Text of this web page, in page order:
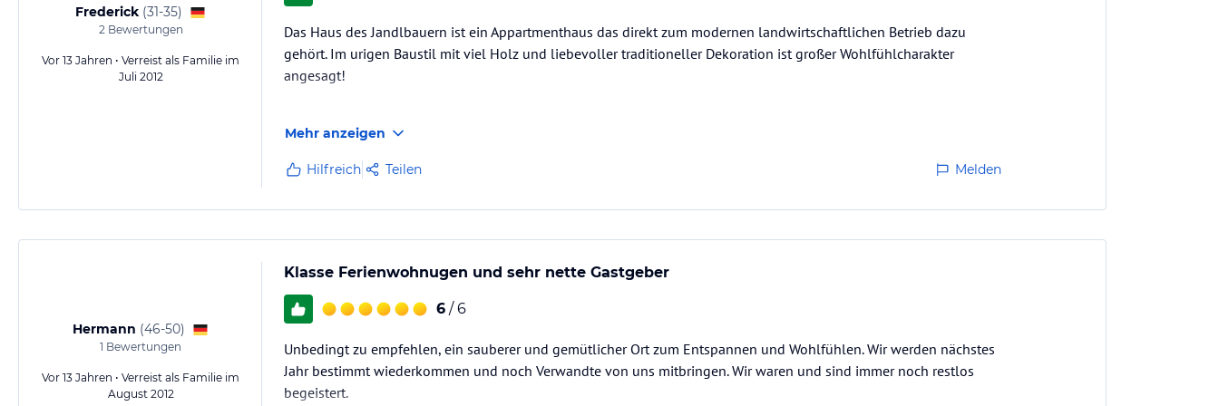
Frederick (31-35)
2Bewertungen
Vor 13 Jahren • Verreist als Familie im
Juli 2012
Das Haus des Jandlbauern ist ein Appartmenthaus das direkt zum modernen landwirtschaftlichen Betrieb dazu
gehört. Im urigen Baustil mit viel Holz und liebevoller traditioneller Dekoration ist großer Wohlfühlcharakter
angesagt!
zwei Schlafzimmer, ein Bad, seperate Toiltette sowie eine Küche und ein Wohn-/Esszimmer zur Verfügung. Genial ist
der Balkon am Wohnzimmer; die Küche ist voll ausgestattet, mit…
Mehr anzeigen
Hilfreich Teilen Melden
Hermann (46-50)
1 Bewertungen
Vor 13 Jahren • Verreist als Familie im
August 2012
Klasse Ferienwohnugen und sehr nette Gastgeber
6 / 6
Unbedingt zu empfehlen, ein sauberer und gemütlicher Ort zum Entspannen und Wohlfühlen. Wir werden nächstes
Jahr bestimmt wiederkommen und noch Verwandte von uns mitbringen. Wir waren und sind immer noch restlos
begeistert.